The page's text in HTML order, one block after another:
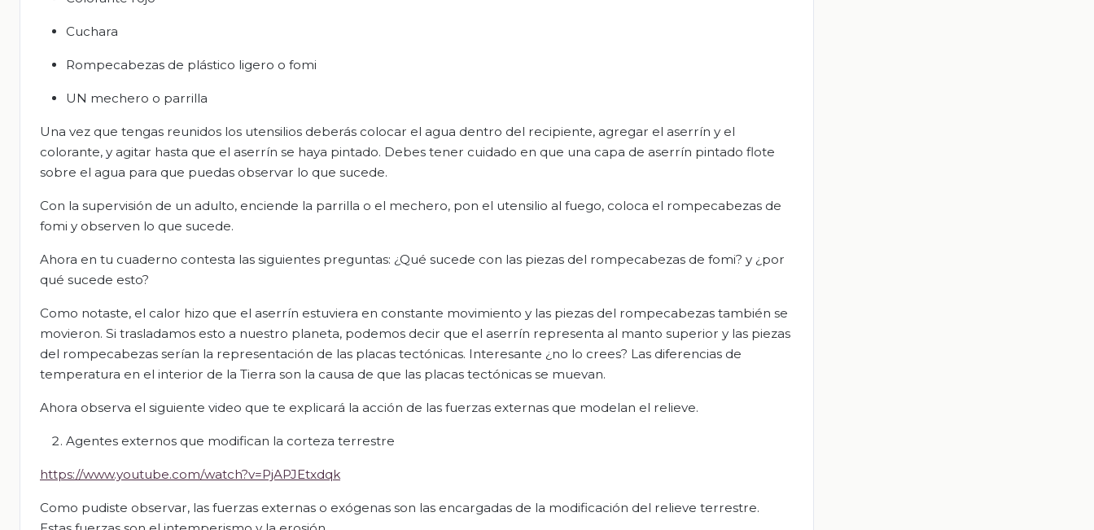
Cuchara
Rompecabezas de plástico ligero o fomi
UN mechero o parrilla
Una vez que tengas reunidos los utensilios deberás colocar el agua dentro del recipiente, agregar el aserrín y el
colorante, y agitar hasta que el aserrín se haya pintado. Debes tener cuidado en que una capa de aserrín pintado flote
sobre el agua para que puedas observar lo que sucede.
Con la supervisión de un adulto, enciende la parrilla o el mechero, pon el utensilio al fuego, coloca el rompecabezas de
fomi y observen lo que sucede.
Ahora en tu cuaderno contesta las siguientes preguntas: ¿Qué sucede con las piezas del rompecabezas de fomi? y ¿por
qué sucede esto?
Como notaste, el calor hizo que el aserrín estuviera en constante movimiento y las piezas del rompecabezas también se
movieron. Si trasladamos esto a nuestro planeta, podemos decir que el aserrín representa al manto superior y las piezas
del rompecabezas serían la representación de las placas tectónicas. Interesante ¿no lo crees? Las diferencias de
temperatura en el interior de la Tierra son la causa de que las placas tectónicas se muevan.
Ahora observa el siguiente video que te explicará la acción de las fuerzas externas que modelan el relieve.
Agentes externos que modifican la corteza terrestre
https://www.youtube.com/watch?v=PjAPJEtxdqk
Como pudiste observar, las fuerzas externas o exógenas son las encargadas de la modificación del relieve terrestre.